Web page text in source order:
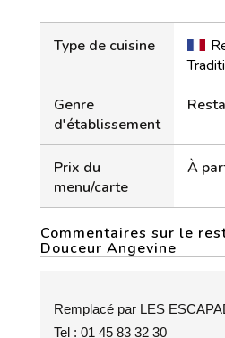
Type de cuisine
Genre
d'établissement
Prix du
menu/carte
À
Commentaires sur le
Douceur Angevine
Remplacé par LES
Tel : 01 45 83 32 30